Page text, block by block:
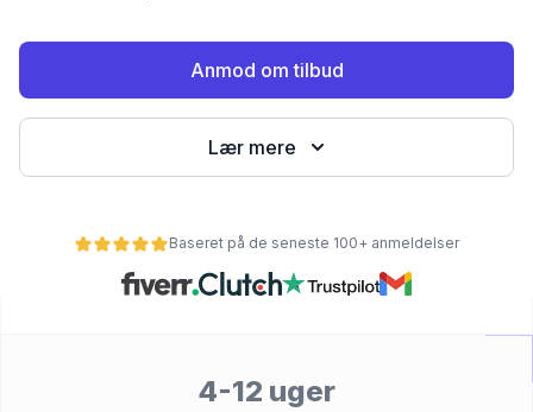
Anmod om tilbud
Lær mere
Baseret på de seneste 100+ anmeldelser
4-12 uger